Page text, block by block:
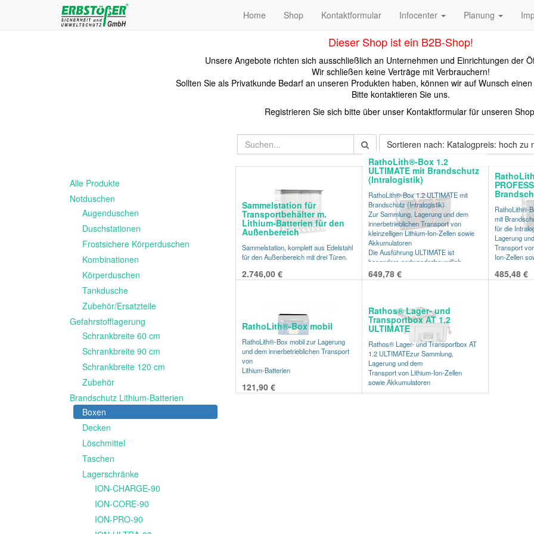
Home Shop Kontaktformular Infocenter Planung
Dieser Shop ist ein B2B-Shop!
Unsere Angebote richten sich ausschließlich an Unternehmen und Einrichtungen der
Wir schließen keine Verträge mit Verbrauchern!
Sollten Sie als Privatkunde Bedarf an unseren Produkten haben, können wir auf Wunsch
Bitte kontaktieren Sie uns.
Registrieren Sie sich bitte über unser Kontaktformular für unseren
Sortieren nach: Katalogpreis: hoch zu
Alle Produkte
Notduschen
Augenduschen
Duschstationen
Frostsichere Körperduschen
Kombinationen
Körperduschen
Tankdusche
Zubehör/Ersatzteile
Gefahrstofflagerung
Schrankbreite 60 cm
Schrankbreite 90 cm
Schrankbreite 120 cm
Zubehör
Brandschutz Lithium-Batterien
Boxen
Decken
Löschmittel
Taschen
Lagerschränke
ION-CHARGE-90
ION-CORE-90
ION-PRO-90
Sammelstation für
Transportbehälter m.
Lithium-Batterien für den
Außenbereich
Sammelstation, komplett aus Edelstahl
für den Außenbereich mit drei Türen.
2.746,00€
RathoLith®-Box 1.2
ULTIMATE mit Brandschutz
(Intralogistik)
RathoLith®-Box 1.2 ULTIMATE mit
Brandschutz (Intralogistik)
Zur Sammlung, Lagerung und dem
innerbetrieblichen Transport von
kleinzelligen Lithium-Ion-Zellen sowie
Akkumulatoren
Die Ausführung ULTIMATE ist
besonders andwenderfreundlich.
Zusätzlich zum Löschmittel ist der
Behälter mit einer
649,78€
RathoLith®-
mit
für die
Lagerung
Transport
Ion-Zellen
485,48€
RathoLith®-Box mobil
RathoLith®-Box mobil zur Lagerung
und dem innerbetrieblichen Transport
von
Lithium-Batterien
121,90€
Rathos® Lager- und
Transportbox AT 1.2
ULTIMATE
Rathos® Lager- und Transportbox AT
1.2 ULTIMATEzur Sammlung,
Lagerung und dem
Transport von Lithium-Ion-Zellen
sowie Akkumulatoren